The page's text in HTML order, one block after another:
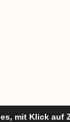
mit Klick auf